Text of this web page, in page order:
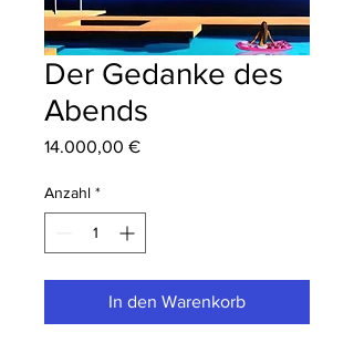
Der Gedanke des
Abends
14.000,00 €Preis
Anzahl *
In den Warenkorb